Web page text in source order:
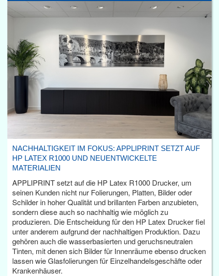
NACHHALTIGKEIT IM FOKUS: APPLIPRINT SETZT AUF
HP LATEX R1000 UND NEUENTWICKELTE
MATERIALIEN
APPLIPRINT setzt auf die HP Latex R1000 Drucker, um
seinen Kunden nicht nur Folierungen, Platten, Bilder oder
Schilder in hoher Qualität und brillanten Farben anzubieten,
sondern diese auch so nachhaltig wie möglich zu
produzieren. Die Entscheidung für den HP Latex Drucker fiel
unter anderem aufgrund der nachhaltigen Produktion. Dazu
gehören auch die wasserbasierten und geruchsneutralen
Tinten, mit denen sich Bilder für Innenräume ebenso drucken
lassen wie Glasfolierungen für Einzelhandelsgeschäfte oder
Krankenhäuser.